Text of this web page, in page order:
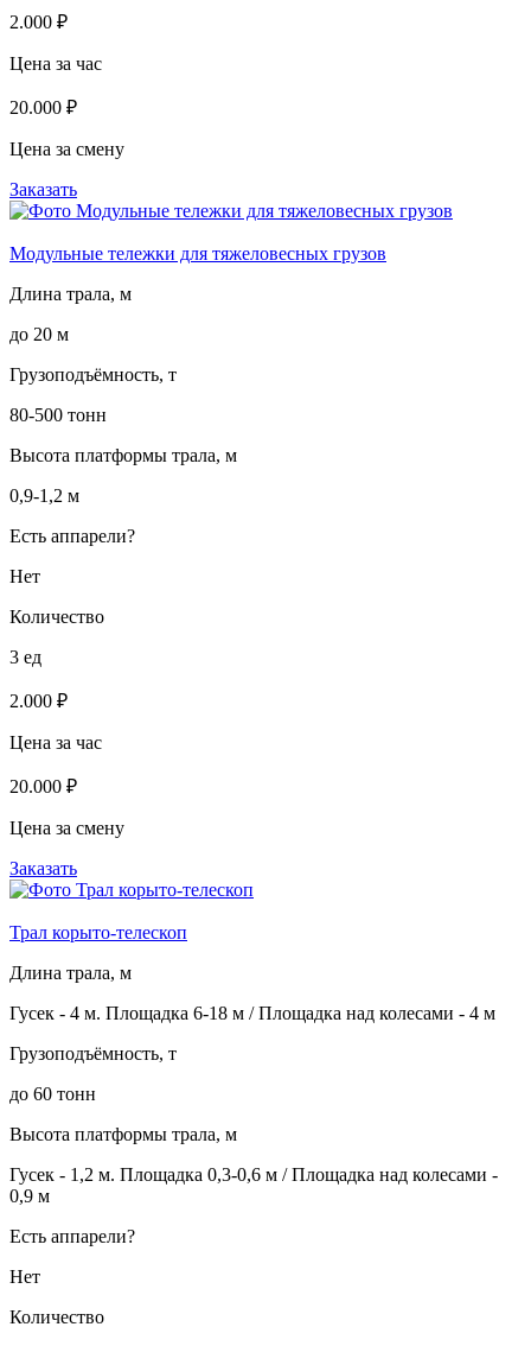
2.000 ₽
Цена за час
20.000 ₽
Цена за смену
Заказать
Модульные тележки для тяжеловесных грузов
Длина трала, м
до 20 м
Грузоподъёмность, т
80-500 тонн
Высота платформы трала, м
0,9-1,2 м
Есть аппарели?
Нет
Количество
3 ед
2.000 ₽
Цена за час
20.000 ₽
Цена за смену
Заказать
Трал корыто-телескоп
Длина трала, м
Гусек - 4 м. Площадка 6-18 м / Площадка над колесами - 4 м
Грузоподъёмность, т
до 60 тонн
Высота платформы трала, м
Гусек - 1,2 м. Площадка 0,3-0,6 м / Площадка над колесами -
0,9 м
Есть аппарели?
Нет
Количество